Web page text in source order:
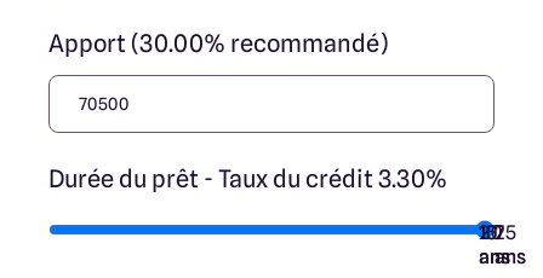
Apport (30.00% recommandé)
Durée du prêt - Taux du crédit 3.30%
7
ans
10
ans
15
ans
20
ans
25
ans